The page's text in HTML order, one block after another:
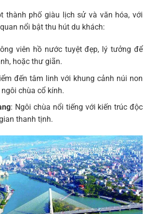
thành phố giàu lịch sử và văn hóa, với
nổi bật thu hút du khách:
viên hồ nước tuyệt đẹp, lý tưởng để
hoặc thư giãn.
đến tâm linh với khung cảnh núi non
chùa cổ kính.
: Ngôi chùa nổi tiếng với kiến trúc độc
thanh tịnh.